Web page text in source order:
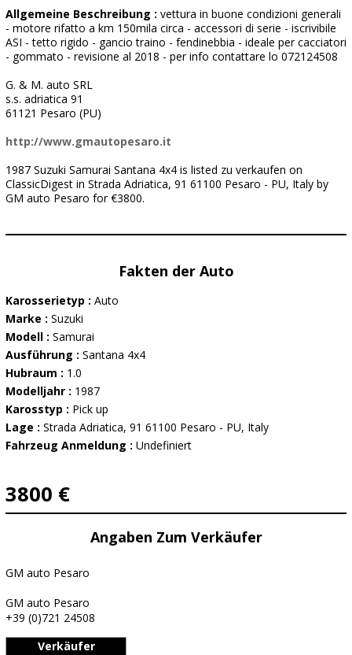
Allgemeine Beschreibung : vettura in buone condizioni generali
- motore rifatto a km 150mila circa - accessori di serie - iscrivibile
ASI - tetto rigido - gancio traino - fendinebbia - ideale per cacciatori
- gommato - revisione al 2018 - per info contattare lo 072124508
G. & M. auto SRL
s.s. adriatica 91
61121 Pesaro (PU)
http://www.gmautopesaro.it
1987 Suzuki Samurai Santana 4x4 is listed zu verkaufen on
ClassicDigest in Strada Adriatica, 91 61100 Pesaro - PU, Italy by
GM auto Pesaro for €3800.
Fakten der Auto
Karosserietyp : Auto
Marke : Suzuki
Modell : Samurai
Ausführung : Santana 4x4
Hubraum : 1.0
Modelljahr : 1987
Karosstyp : Pick up
Lage : Strada Adriatica, 91 61100 Pesaro - PU, Italy
Fahrzeug Anmeldung : Undefiniert
3800 €
Angaben Zum Verkäufer
GM auto Pesaro
GM auto Pesaro
+39 (0)721 24508
Verkäufer